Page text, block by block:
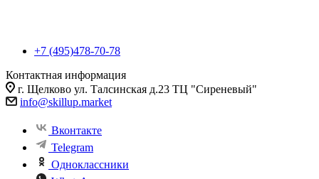
+7 (495)478-70-78
Контактная информация
г. Щелково ул. Талсинская д.23 ТЦ "Сиреневый"
info@skillup.market
Вконтакте
Telegram
Одноклассники